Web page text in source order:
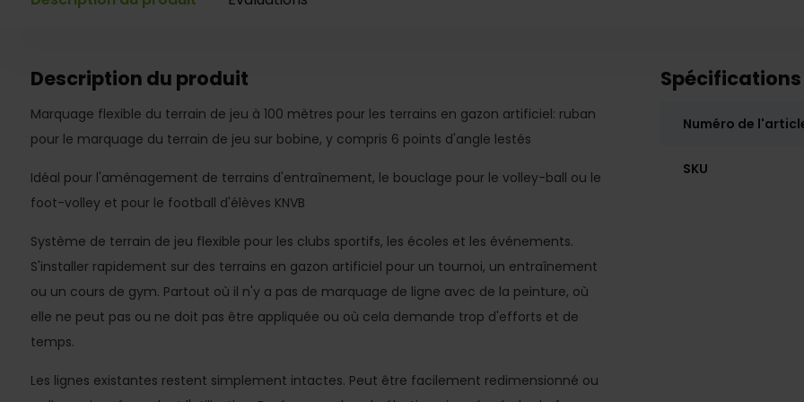
Description du produit
Marquage flexible du terrain de jeu à 100 mètres pour les terrains en gazon artificiel: ruban
pour le marquage du terrain de jeu sur bobine, y compris 6 points d'angle lestés
Idéal pour l'aménagement de terrains d'entraînement, le bouclage pour le volley-ball ou le
foot-volley et pour le football d'élèves KNVB
Système de terrain de jeu flexible pour les clubs sportifs, les écoles et les événements.
S'installer rapidement sur des terrains en gazon artificiel pour un tournoi, un entraînement
ou un cours de gym. Partout où il n'y a pas de marquage de ligne avec de la peinture, où
elle ne peut pas ou ne doit pas être appliquée ou où cela demande trop d'efforts et de
temps.
Les lignes existantes restent simplement intactes. Peut être facilement redimensionné ou
Spécifications
Numéro de
SKU